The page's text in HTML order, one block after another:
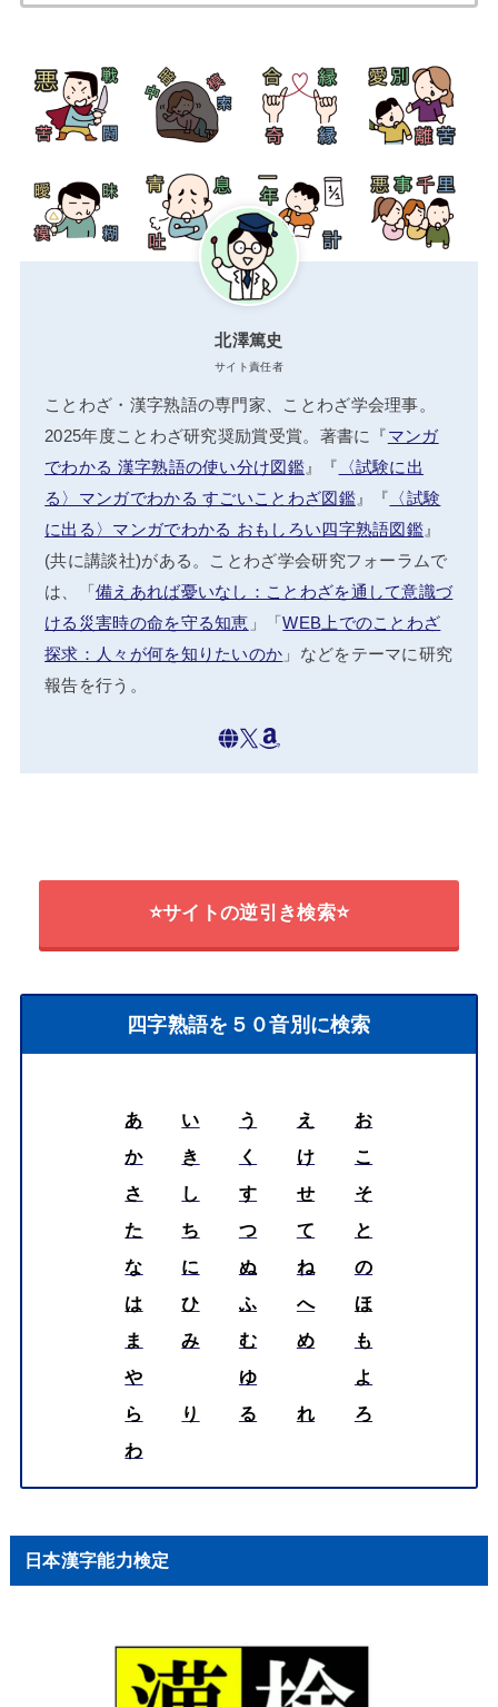
北澤篤史
サイト責任者
ことわざ・漢字熟語の専門家、ことわざ学会理事。
2025年度ことわざ研究奨励賞受賞。著書に『マンガ
でわかる 漢字熟語の使い分け図鑑』『 〈試験に出
る〉マンガでわかる すごいことわざ図鑑』『 〈試験
に出る〉マンガでわかる おもしろい四字熟語図鑑』
(共に講談社)がある。ことわざ学会研究フォーラムで
は、「備えあれば憂いなし：ことわざを通して意識づ
ける災害時の命を守る知恵 」「WEB上でのことわざ
探求：人々が何を知りたいのか 」などをテーマに研究
報告を行う。
⭐サイトの逆引き検索⭐
四字熟語を５０音別に検索
あ い う え
お
か
き く け
こ
さ
し す せ
そ
た
ち つ て
と
な
に ぬ ね
の
は
ひ ふ へ
ほ
ま
み む め
も
や
ゆ
よ
ら
り る れ
ろ
わ
日本漢字能力検定